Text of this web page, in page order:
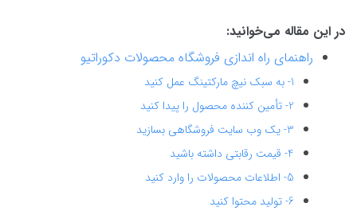
در این مقاله می‌خوانید:
راهنمای راه اندازی فروشگاه محصولات دکوراتیو
1- به سبک نیچ مارکتینگ عمل کنید
2- تأمین کننده محصول را پیدا کنید
3- یک وب سایت فروشگاهی بسازید
4- قیمت رقابتی داشته باشید
5- اطلاعات محصولات را وارد کنید
6- تولید محتوا کنید